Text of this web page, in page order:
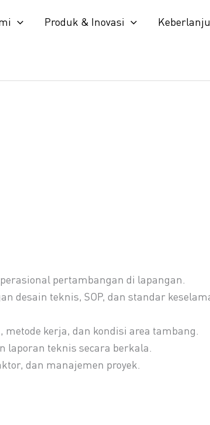
Produk & Inovasi
pertambangan di lapangan.
desain teknis, SOP, dan standar
kerja, dan kondisi area tambang.
teknis secara berkala.
dan manajemen proyek.